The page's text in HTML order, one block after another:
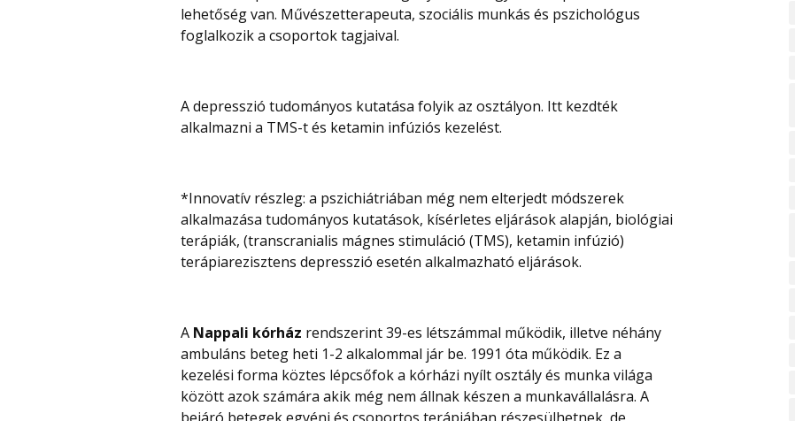
lehetőség van. Művészetterapeuta, szociális munkás és pszichológus
foglalkozik a csoportok tagjaival.
A depresszió tudományos kutatása folyik az osztályon. Itt kezdték
alkalmazni a TMS-t és ketamin infúziós kezelést.
*Innovatív részleg: a pszichiátriában még nem elterjedt módszerek
alkalmazása tudományos kutatások, kísérletes eljárások alapján, biológiai
terápiák, (transcranialis mágnes stimuláció (TMS), ketamin infúzió)
terápiarezisztens depresszió esetén alkalmazható eljárások.
A Nappali kórház rendszerint 39-es létszámmal működik, illetve néhány
ambuláns beteg heti 1-2 alkalommal jár be. 1991 óta működik. Ez a
kezelési forma köztes lépcsőfok a kórházi nyílt osztály és munka világa
között azok számára akik még nem állnak készen a munkavállalásra. A